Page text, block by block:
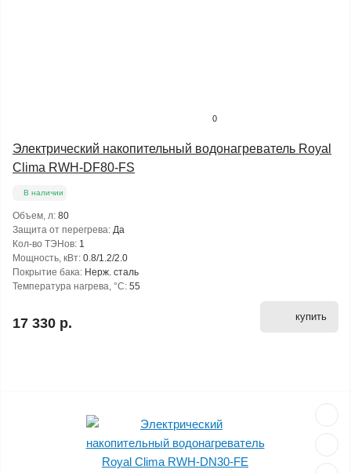
0
Электрический накопительный водонагреватель Royal
Clima RWH-DF80-FS
В наличии
Объем, л: 80
Защита от перегрева: Да
Кол-во ТЭНов: 1
Мощность, кВт: 0.8/1.2/2.0
Покрытие бака: Нерж. сталь
Температура нагрева, °С: 55
17 330 р. купить